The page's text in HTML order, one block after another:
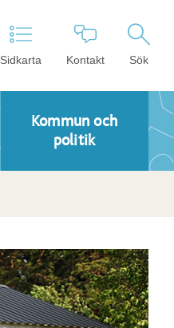
Sidkarta Kontakt Sök
Kommun och
politik